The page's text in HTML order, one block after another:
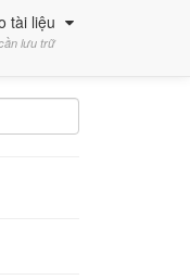
tài liệu
lưu trữ